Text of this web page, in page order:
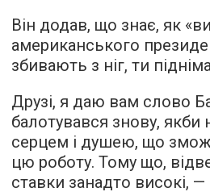
Він додав, що знає, як
американського
збивають з ніг, ти
Друзі, я даю вам слово
балотувався знову, якби
серцем і душею, що
цю роботу. Тому що,
ставки занадто високі,